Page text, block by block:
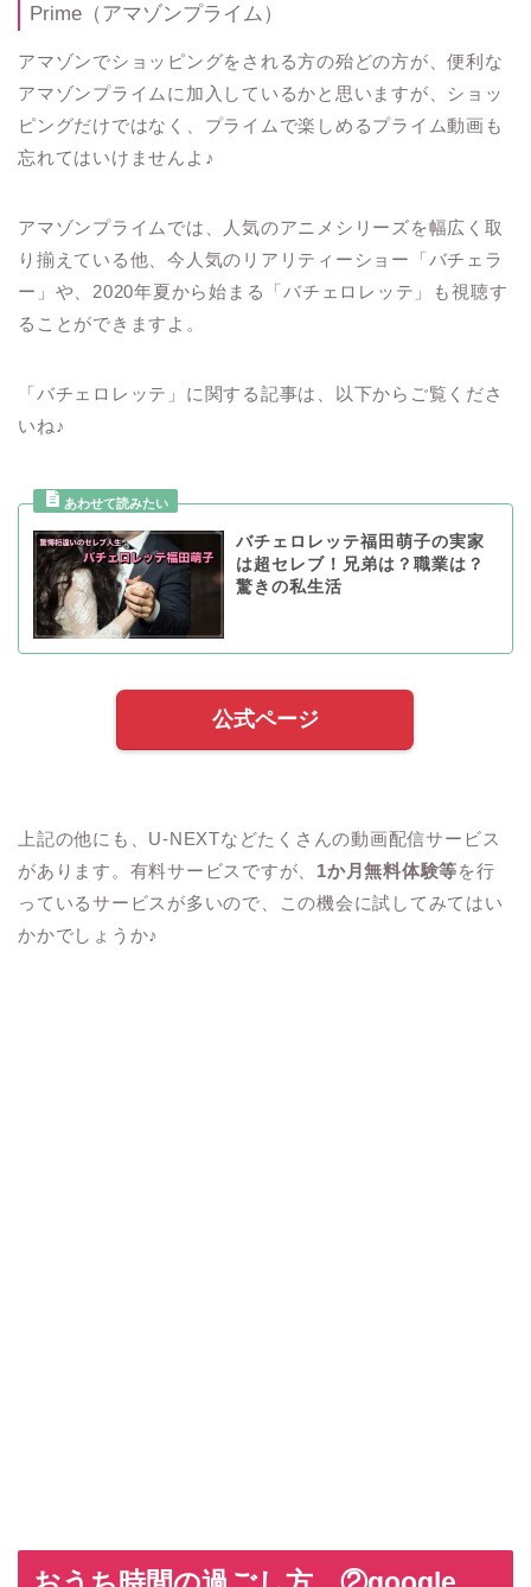
Prime（アマゾンプライム）
アマゾンでショッピングをされる方の殆どの方が、便利な
アマゾンプライムに加入しているかと思いますが、ショッ
ピングだけではなく、プライムで楽しめるプライム動画も
忘れてはいけませんよ♪
アマゾンプライムでは、人気のアニメシリーズを幅広く取
り揃えている他、今人気のリアリティーショー「バチェラ
ー」や、2020年夏から始まる「バチェロレッテ」も視聴す
ることができますよ。
「バチェロレッテ」に関する記事は、以下からご覧くださ
いね♪
バチェロレッテ福田萌子の実家
は超セレブ！兄弟は？職業は？
驚きの私生活
公式ページ
上記の他にも、 U-NEXTなどたくさんの動画配信サービス
があります。有料サービスですが、 1か月無料体験等を行
っているサービスが多いので、この機会に試してみてはい
かかでしょうか♪